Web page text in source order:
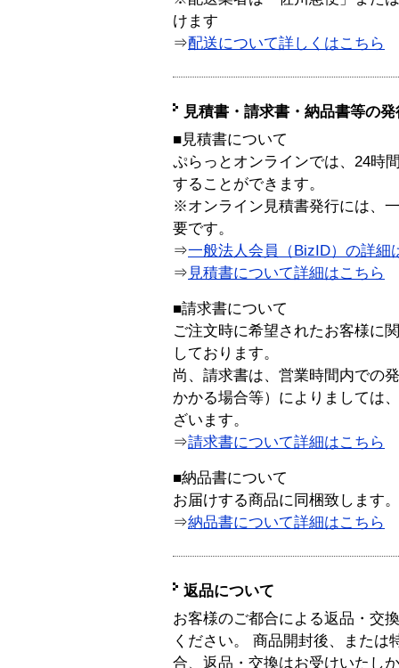
けます
⇒配送について詳しくはこちら
見積書・請求書・納品書等の
■見積書について
ぷらっとオンラインでは、24時
することができます。
※オンライン見積書発行には、
要です。
⇒一般法人会員（BizID）の詳細
⇒ 見積書について詳細はこちら
■請求書について
ご注文時に希望されたお客様に
しております。
尚、請求書は、営業時間内での
かかる場合等）によりましては
ざいます。
⇒請求書について詳細はこちら
■納品書について
お届けする商品に同梱致します。
⇒納品書について詳細はこちら
返品について
お客様のご都合による返品・交
ください。 商品開封後、または
合、返品・交換はお受けいたし